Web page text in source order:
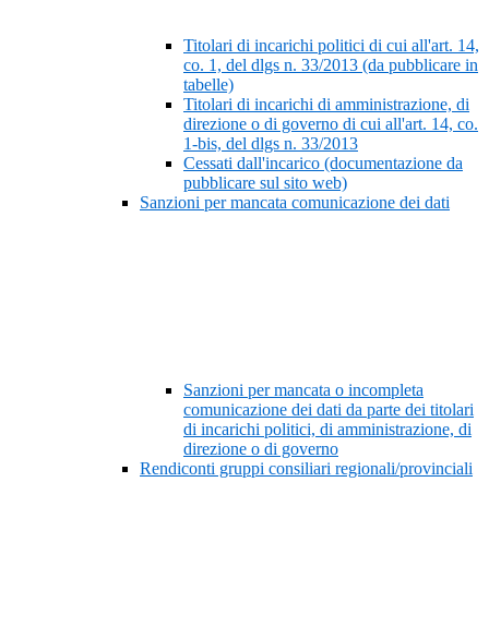
Titolari di incarichi politici di cui all'art. 14,
co. 1, del dlgs n. 33/2013 (da pubblicare in
tabelle)
Titolari di incarichi di amministrazione, di
direzione o di governo di cui all'art. 14, co.
1-bis, del dlgs n. 33/2013
Cessati dall'incarico (documentazione da
pubblicare sul sito web)
Sanzioni per mancata comunicazione dei dati
Sanzioni per mancata o incompleta
comunicazione dei dati da parte dei titolari
di incarichi politici, di amministrazione, di
direzione o di governo
Rendiconti gruppi consiliari regionali/provinciali